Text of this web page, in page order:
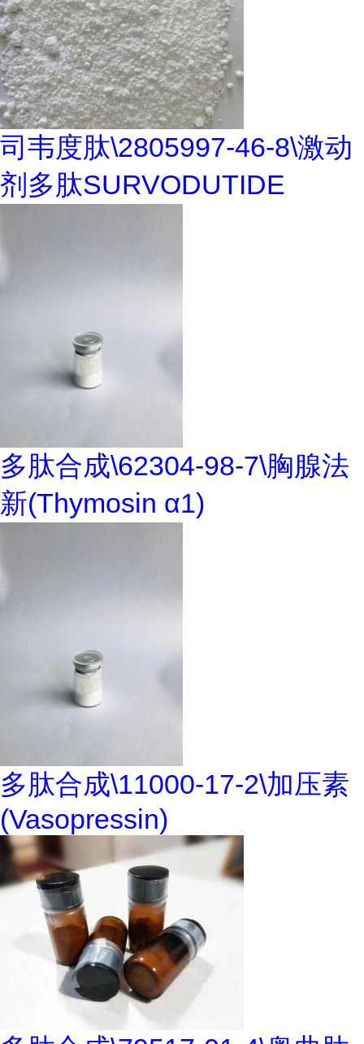
司韦度肽\2805997-46-8\激动
剂多肽SURVODUTIDE
多肽合成\62304-98-7\胸腺法
新(Thymosin α1)
多肽合成\11000-17-2\加压素
(Vasopressin)